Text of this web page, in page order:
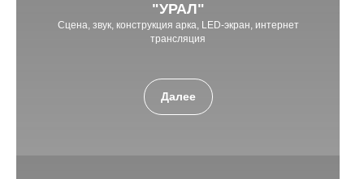
"УРАЛ"
Сцена, звук, конструкция арка, LED-экран, интернет
трансляция
Далее